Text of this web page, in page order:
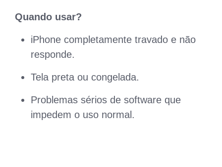
Quando usar?
iPhone completamente travado e não
responde.
Tela preta ou congelada.
Problemas sérios de software que
impedem o uso normal.